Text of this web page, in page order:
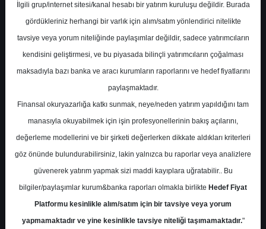
En Yüksek Tahmin
Ortalama Fiyat Tahmini
Ortalama Getiri Potansiyeli
Kurum Sayısı
21
11 1
Üstü
Get.
7
Yok
1 1
İlgili grup/internet sitesi/kanal hesabı bir yatırım kuruluşu değildir. Burada
gördükleriniz herhangi bir varlık için alım/satım yönlendirici nitelikte
tavsiye veya yorum niteliğinde paylaşımlar değildir, sadece yatırımcıların
kendisini geliştirmesi, ve bu piyasada bilinçli yatırımcıların çoğalması
maksadıyla bazı banka ve aracı kurumların raporlarını ve hedef fiyatlarını
paylaşmaktadır.
Finansal okuryazarlığa katkı sunmak, neye/neden yatırım yapıldığını tam
manasıyla okuyabilmek için işin profesyonellerinin bakış açılarını,
değerleme modellerini ve bir şirketi değerlerken dikkate aldıkları kriterleri
göz önünde bulundurabilirsiniz, lakin yalnızca bu raporlar veya analizlere
güvenerek yatırım yapmak sizi maddi kayıplara uğratabilir.. Bu
bilgiler/paylaşımlar kurum&banka raporları olmakla birlikte Hedef Fiyat
Platformu kesinlikle alım/satım için bir tavsiye veya yorum
yapmamaktadır ve yine kesinlikle tavsiye niteliği taşımamaktadır."